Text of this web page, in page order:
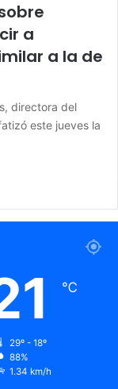
a
a la de
directora del
este jueves la
℃
29º - 18º
88%
1.34 km/h